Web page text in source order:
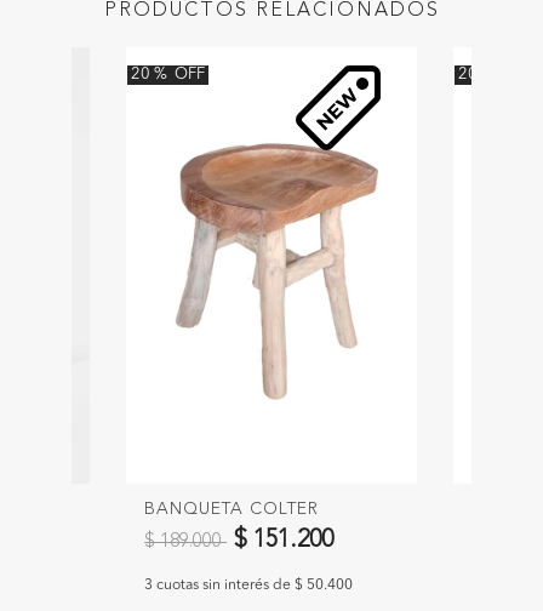
PRODUCTOS RELACIONADOS
20% OFF
BANQUETA COLTER
Precio reducido de
$ 189.000 a$ 151.200
3 cuotas sin interés de $ 50.400
20